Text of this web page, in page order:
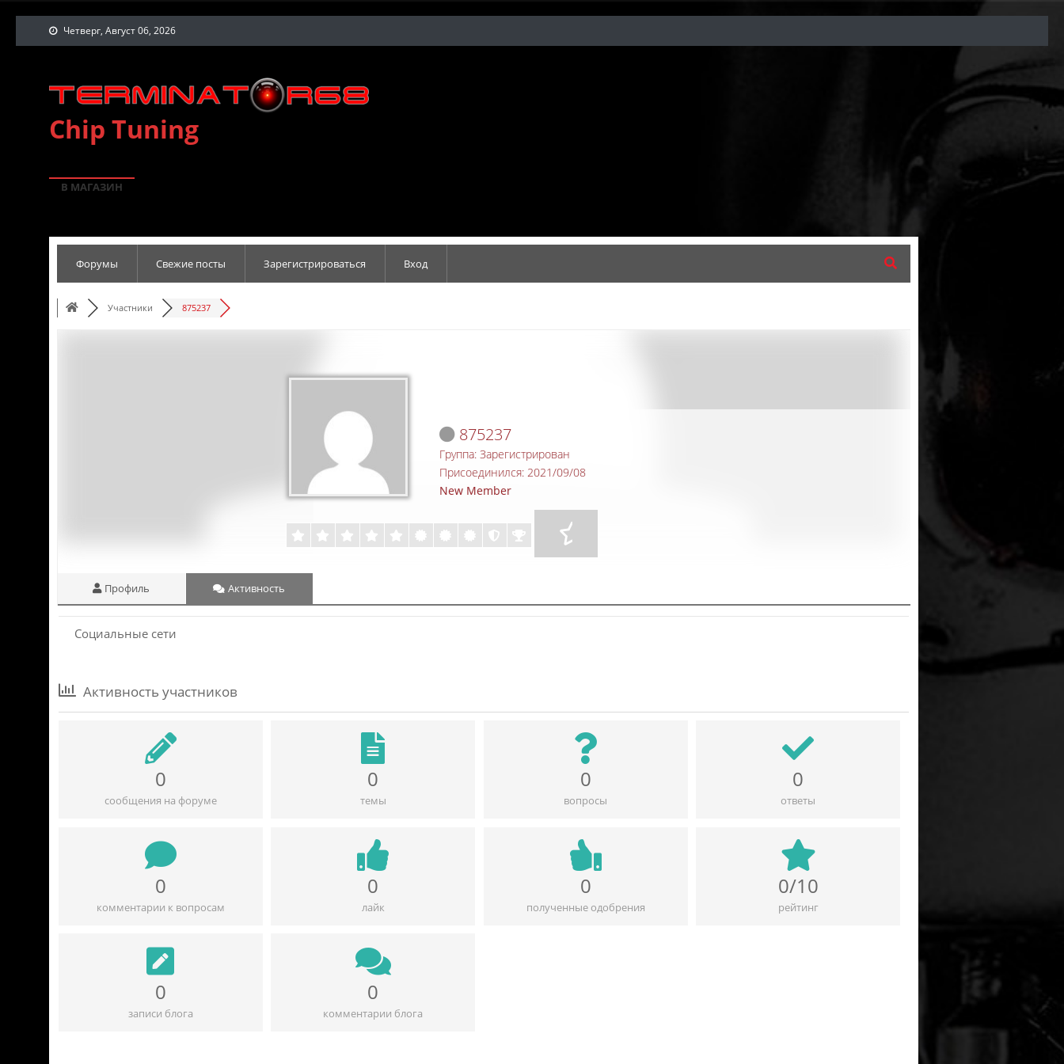
Четверг, Август 06, 2026
Chip Tuning
В МАГАЗИН
Форумы Свежие посты Зарегистрироваться Вход
Участники 875237
875237
Группа: Зарегистрирован
Присоединился: 2021/09/08
New Member
Профиль Активность
Социальные сети
Активность участников
0
сообщения на форуме
0
темы
0
вопросы
0
ответы
0
комментарии к вопросам
0
лайк
0
полученные одобрения
0/10
рейтинг
0
записи блога
0
комментарии блога